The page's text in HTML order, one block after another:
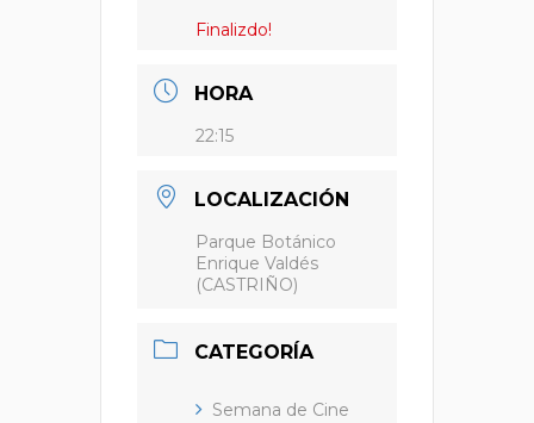
Finalizdo!
HORA
22:15
LOCALIZACIÓN
Parque Botánico
Enrique Valdés
(CASTRIÑO)
CATEGORÍA
Semana de Cine